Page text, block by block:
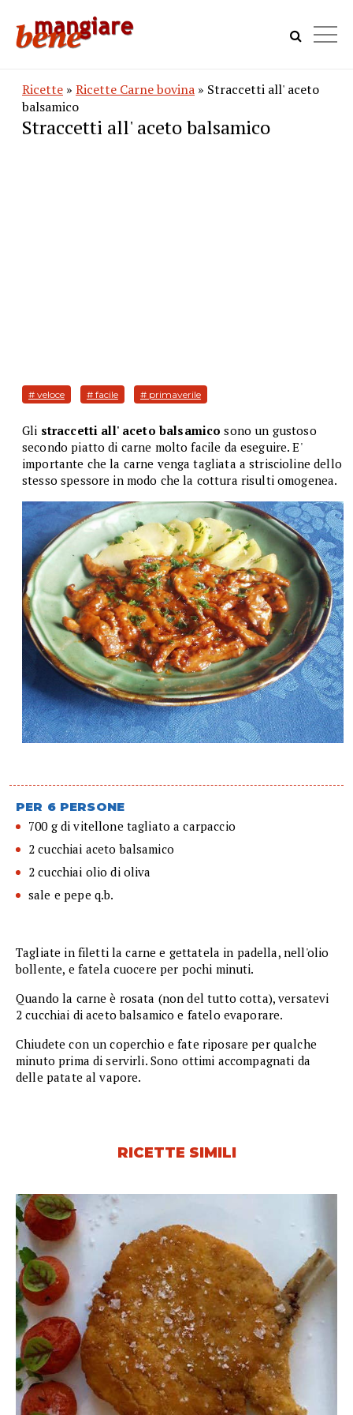
Ricette » Ricette Carne bovina » Straccetti all' aceto
balsamico
Straccetti all' aceto balsamico
# veloce # facile # primaverile
Gli straccetti all' aceto balsamico sono un gustoso
secondo piatto di carne molto facile da eseguire. E'
importante che la carne venga tagliata a striscioline dello
stesso spessore in modo che la cottura risulti omogenea.
PER 6 PERSONE
700 g di vitellone tagliato a carpaccio
2 cucchiai aceto balsamico
2 cucchiai olio di oliva
sale e pepe q.b.
Tagliate in filetti la carne e gettatela in padella, nell'olio
bollente, e fatela cuocere per pochi minuti.
Quando la carne è rosata (non del tutto cotta), versatevi
2 cucchiai di aceto balsamico e fatelo evaporare.
Chiudete con un coperchio e fate riposare per qualche
minuto prima di servirli. Sono ottimi accompagnati da
delle patate al vapore.
RICETTE SIMILI